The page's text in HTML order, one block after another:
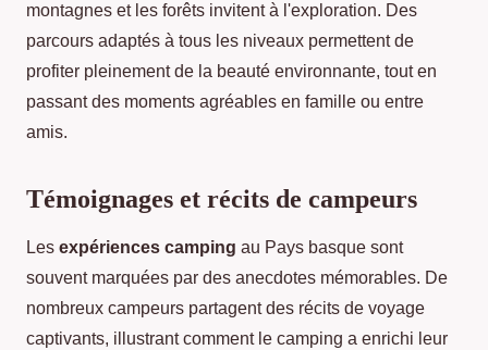
montagnes et les forêts invitent à l'exploration. Des
parcours adaptés à tous les niveaux permettent de
profiter pleinement de la beauté environnante, tout en
passant des moments agréables en famille ou entre
amis.
Témoignages et récits de campeurs
Les expériences camping au Pays basque sont
souvent marquées par des anecdotes mémorables. De
nombreux campeurs partagent des récits de voyage
captivants, illustrant comment le camping a enrichi leur